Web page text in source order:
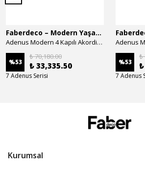
Faberdeco – Modern Yaşam Alanları İçin Özel Tasarım Mobilyalar
Adenus Modern 4 Kapılı Akordion Dolap
%53
₺ 70,180.00
₺ 33,335.50
7 Adenus Serisi
Adenus
%53
₺
7 Adenus
Kurumsal